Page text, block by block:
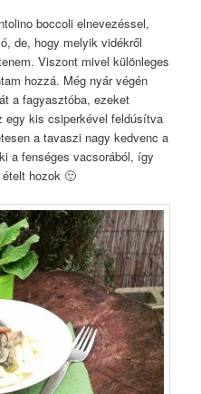
boccoli elnevezéssel,
de, hogy melyik vidékről
Viszont mivel különleges
hozzá. Még nyár végén
a fagyasztóba, ezeket
egy kis csiperkével feldúsítva
a tavaszi nagy kedvenc a
a fenséges vacsorából, így
hozok 🙂